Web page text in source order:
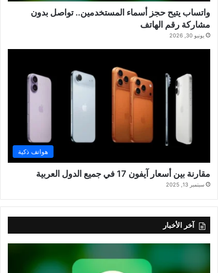
واتساب يتيح حجز أسماء المستخدمين.. تواصل بدون
مشاركة رقم الهاتف
يونيو 30, 2026
هواتف ذكية
مقارنة بين أسعار آيفون 17 في جميع الدول العربية
سبتمبر 13, 2025
آخر الأخبار